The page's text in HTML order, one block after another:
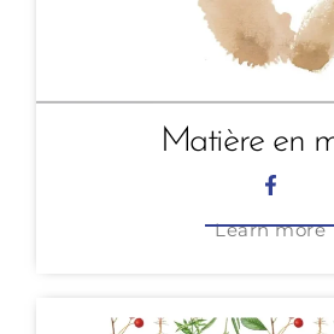
Matière en
Learn more